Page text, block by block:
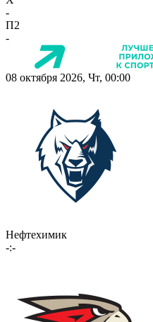
-
П2
-
08 октября 2026, Чт, 00:00
Нефтехимик
-:-